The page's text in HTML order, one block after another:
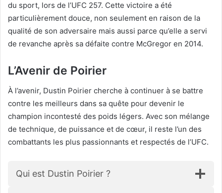
du sport, lors de l’UFC 257. Cette victoire a été
particulièrement douce, non seulement en raison de la
qualité de son adversaire mais aussi parce qu’elle a servi
de revanche après sa défaite contre McGregor en 2014.
L’Avenir de Poirier
À l’avenir, Dustin Poirier cherche à continuer à se battre
contre les meilleurs dans sa quête pour devenir le
champion incontesté des poids légers. Avec son mélange
de technique, de puissance et de cœur, il reste l’un des
combattants les plus passionnants et respectés de l’UFC.
Qui est Dustin Poirier ?